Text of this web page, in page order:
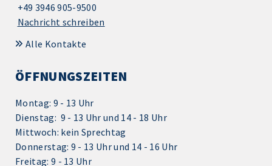
+49 3946 905-9500
Nachricht schreiben
Alle Kontakte
ÖFFNUNGSZEITEN
Montag: 9 - 13 Uhr
Dienstag: 9 - 13 Uhr und 14 - 18 Uhr
Mittwoch: kein Sprechtag
Donnerstag: 9 - 13 Uhr und 14 - 16 Uhr
Freitag: 9 - 13 Uhr